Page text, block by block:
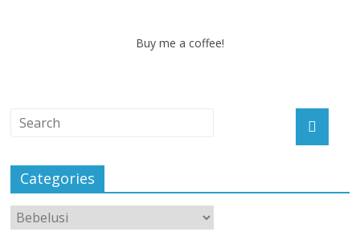
Buy me a coffee!
Categories